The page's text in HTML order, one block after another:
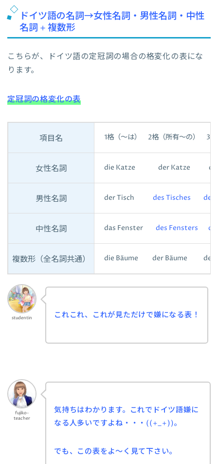
ドイツ語の名詞→女性名詞・男性名詞・中性
名詞 + 複数形
こちらが、ドイツ語の定冠詞の場合の格変化の表にな
ります。
定冠詞の格変化の表
項目名 1格（～は） 2格（所有～の） 3
女性名詞 die Katze der Katze der
男性名詞 der Tisch des Tisches
中性名詞 das Fenster des Fensters
複数形（全名詞共通） die Bäume der Bäume den
studentin これこれ、これが見ただけで嫌になる表！
fujiko-
teacher
気持ちはわかります。これでドイツ語嫌に
なる人多いですよね・・・((+_+))。
でも、この表をよ～く見て下さい。